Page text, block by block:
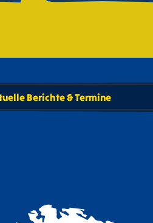
Berichte & Termine